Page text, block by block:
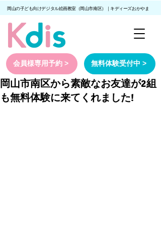
岡山の子ども向けデジタル絵画教室（岡山市南区）｜キディーズおかやま
会員様専用予約 > 無料体験受付中 >
岡山市南区から素敵なお友達が2組
も無料体験に来てくれました!